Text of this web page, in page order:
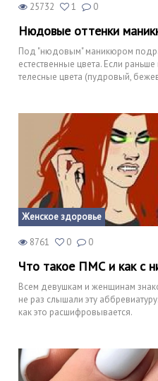
25732 1 0
Нюдовые оттенки
Под "нюдовым" маникюром
естественные цвета. Если
телесные цвета (пудровый,
Женское здоровье
8761 0 0
Что такое ПМС и как с
Всем девушкам и женщинам
не раз слышали эту
как это расшифровывается.